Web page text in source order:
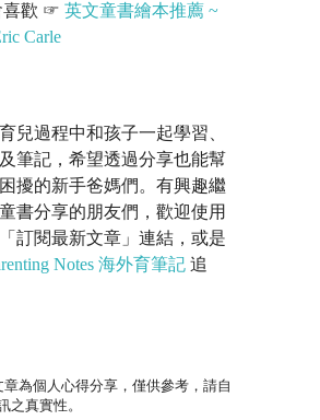
喜歡 ☞ 英文童書繪本推薦 ~
Carle
兒過程中和孩子一起學習、
筆記，希望透過分享也能幫
擾的新手爸媽們。有興趣繼
書分享的朋友們，歡迎使用
訂閱最新文章」連結，或是
Notes 海外育筆記 追
章為個人心得分享，僅供參考，請自
之真實性。